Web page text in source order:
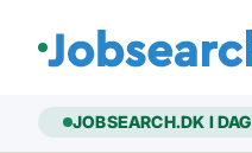
JOBSEARCH.DK I DAG